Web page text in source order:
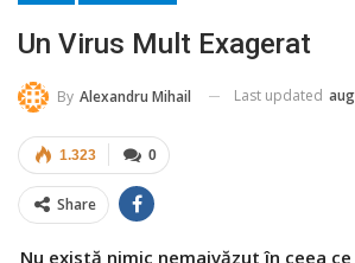
Un Virus Mult Exagerat
By Alexandru Mihail Last updated
0
1.323
Share
Nu există nimic nemaivăzut în ceea